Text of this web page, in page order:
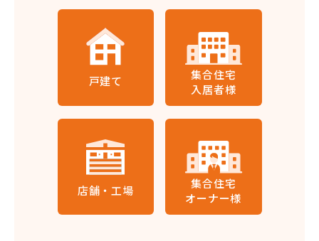
戸建て
集合住宅
入居者様
店舗・工場
集合住宅
オーナー様